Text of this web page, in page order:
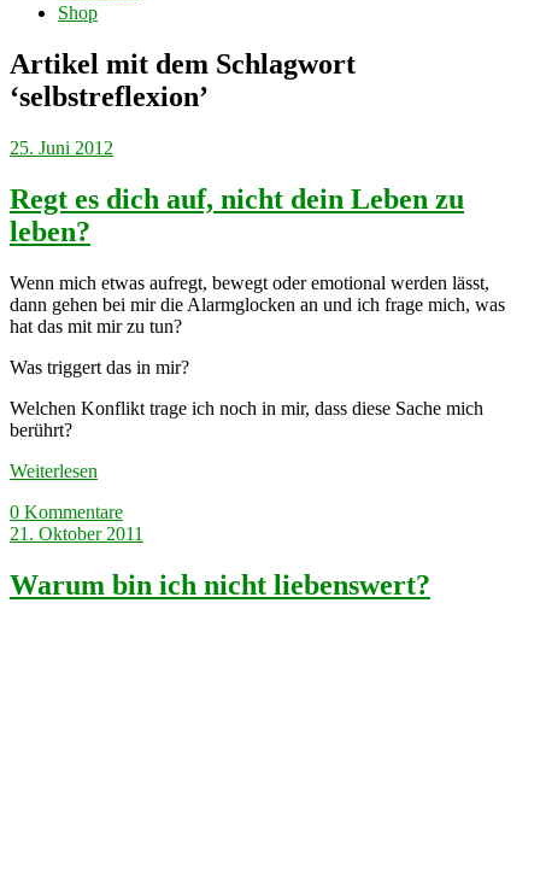
Shop
Artikel mit dem Schlagwort
‘selbstreflexion’
25. Juni 2012
Regt es dich auf, nicht dein Leben zu
leben?
Wenn mich etwas aufregt, bewegt oder emotional werden lässt,
dann gehen bei mir die Alarmglocken an und ich frage mich, was
hat das mit mir zu tun?
Was triggert das in mir?
Welchen Konflikt trage ich noch in mir, dass diese Sache mich
berührt?
Weiterlesen
0 Kommentare
21. Oktober 2011
Warum bin ich nicht liebenswert?